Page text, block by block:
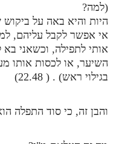
(למה?
היות והיא באה על
אי אפשר לקבל עליהם,
אותי לתפילה, וכשאני
השיער, או לכסות אותו
בגילוי ראש) . ( 22.48)
והבן זה, כי סוד התפלה